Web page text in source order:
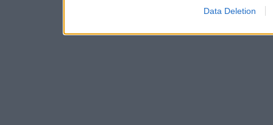
Data Deletion